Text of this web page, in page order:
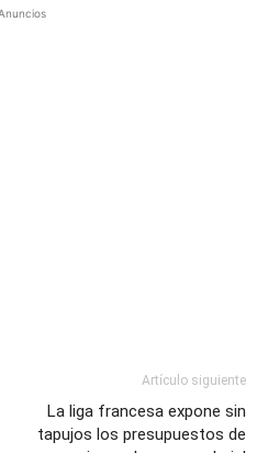
Artículo siguiente
La liga francesa expone sin
tapujos los presupuestos de